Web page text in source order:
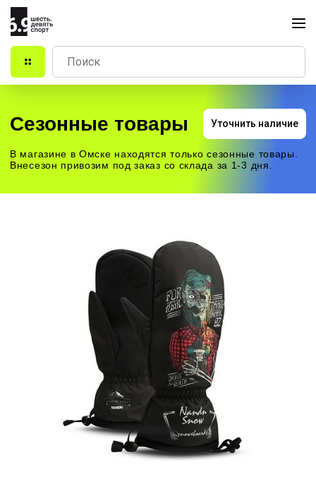
Сезонные товары
В магазине в Омске находятся только сезонные товары.
Внесезон привозим под заказ со склада за 1-3 дня.